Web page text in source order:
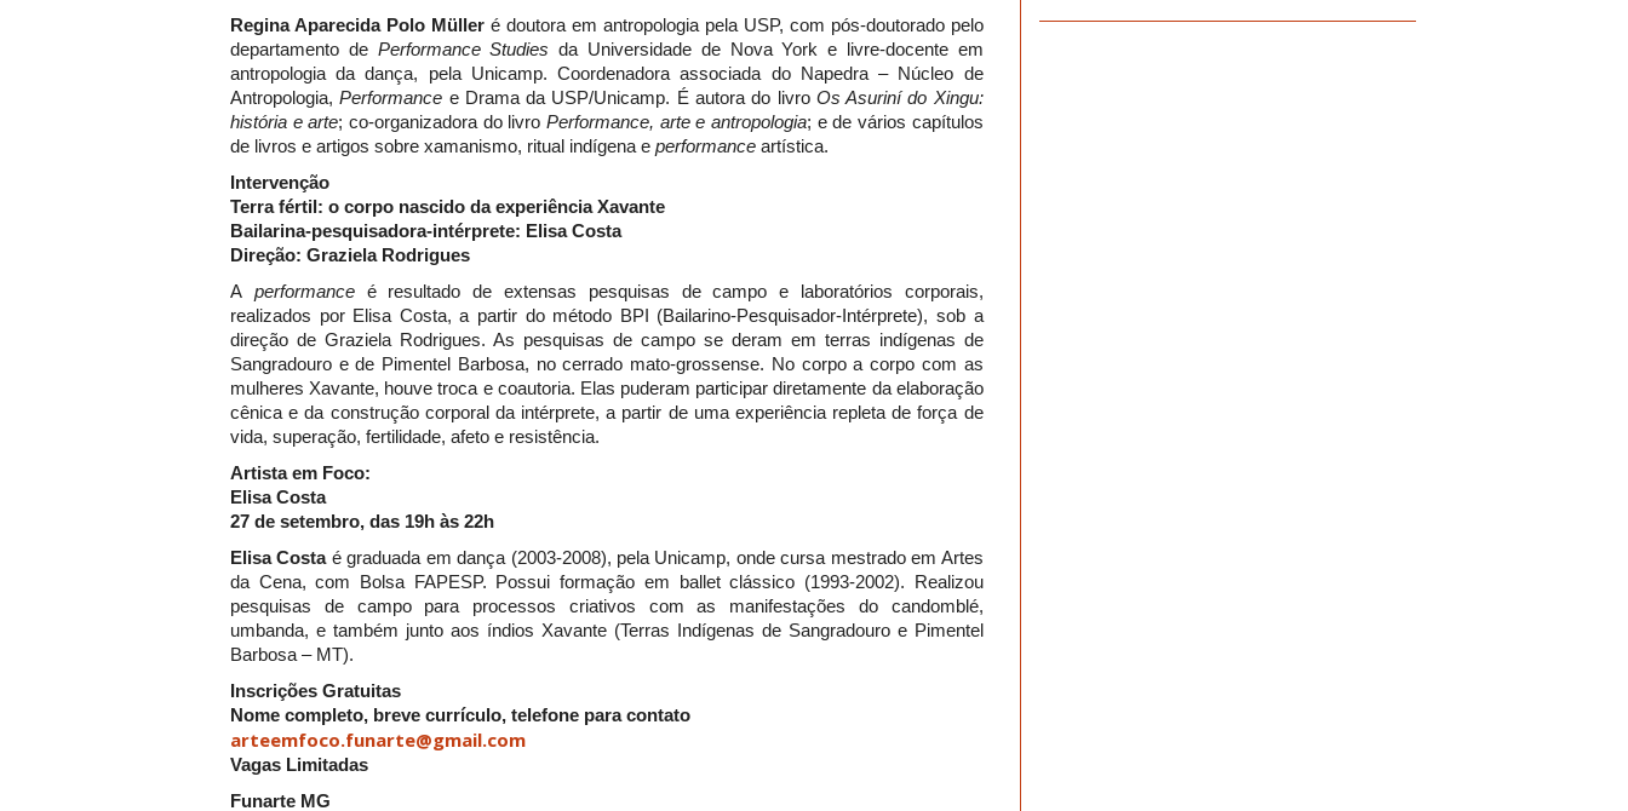
Regina Aparecida Polo Müller é doutora em antropologia pela USP, com pós-doutorado pelo
departamento de Performance Studies da Universidade de Nova York e livre-docente em
antropologia da dança, pela Unicamp. Coordenadora associada do Napedra – Núcleo de
Antropologia,Performance e Drama da USP/Unicamp. É autora do livro Os Asuriní do Xingu:
história e arte; co-organizadora do livroPerformance, arte e antropologia; e de vários capítulos
de livros e artigos sobre xamanismo, ritual indígena e performance artística.
Intervenção
Terra fértil: o corpo nascido da experiência Xavante
Bailarina-pesquisadora-intérprete: Elisa Costa
Direção: Graziela Rodrigues
A performance é resultado de extensas pesquisas de campo e laboratórios corporais,
realizados por Elisa Costa, a partir do método BPI (Bailarino-Pesquisador-Intérprete), sob a
direção de Graziela Rodrigues. As pesquisas de campo se deram em terras indígenas de
Sangradouro e de Pimentel Barbosa, no cerrado mato-grossense. No corpo a corpo com as
mulheres Xavante, houve troca e coautoria. Elas puderam participar diretamente da elaboração
cênica e da construção corporal da intérprete, a partir de uma experiência repleta de força de
vida, superação, fertilidade, afeto e resistência.
Artista em Foco:
Elisa Costa
27 de setembro, das 19h às 22h
Elisa Costa é graduada em dança (2003-2008), pela Unicamp, onde cursa mestrado em Artes
da Cena, com Bolsa FAPESP. Possui formação em ballet clássico (1993-2002). Realizou
pesquisas de campo para processos criativos com as manifestações do candomblé,
umbanda, e também junto aos índios Xavante (Terras Indígenas de Sangradouro e Pimentel
Barbosa – MT).
Inscrições Gratuitas
Nome completo, breve currículo, telefone para contato
arteemfoco.funarte@gmail.com
Vagas Limitadas
Funarte MG